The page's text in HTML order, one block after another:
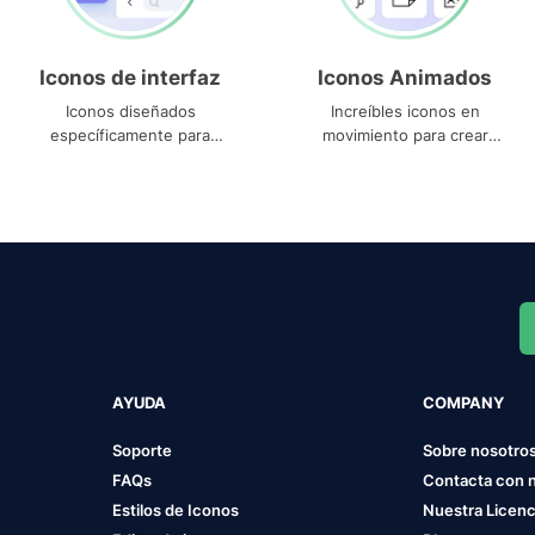
Iconos de interfaz
Iconos diseñados
específicamente para
Iconos Animados
Increíbles iconos en
movimiento para crear
AYUDA
Soporte
FAQs
Estilos de Iconos
COMPANY
Sobre
Contacta con
Nuestra